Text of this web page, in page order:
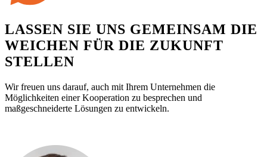
LASSEN SIE UNS GEMEINSAM DIE
WEICHEN FÜR DIE ZUKUNFT
STELLEN
Wir freuen uns darauf, auch mit Ihrem Unternehmen die
Möglichkeiten einer Kooperation zu besprechen und
maßgeschneiderte Lösungen zu entwickeln.